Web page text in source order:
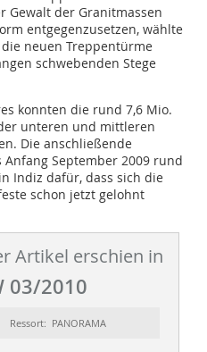
Gewalt der Granitmassen
entgegenzusetzen, wählte
neuen Treppentürme
schwebenden Stege
konn­ten die rund 7,6 Mio.
unteren und mittleren
Die anschließende
September 2009 rund
Indiz dafür, dass sich die
schon jetzt gelohnt
Artikel erschien in
03/2010
Ressort: PANORAMA